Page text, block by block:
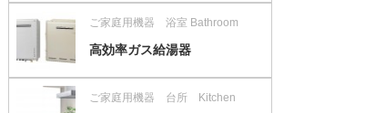
ご家庭用機器 浴室 Bathroom
高効率ガス給湯器
ご家庭用機器 台所 Kitchen